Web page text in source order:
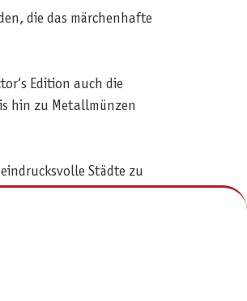
die das märchenhafte
Edition auch die
hin zu Metallmünzen
Städte zu